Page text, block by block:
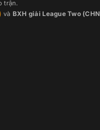
trận.
và BXH giải League Two